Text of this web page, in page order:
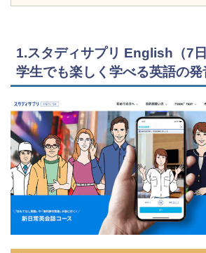
1.スタディサプリ English（7
学生でも楽しく学べる英語の発